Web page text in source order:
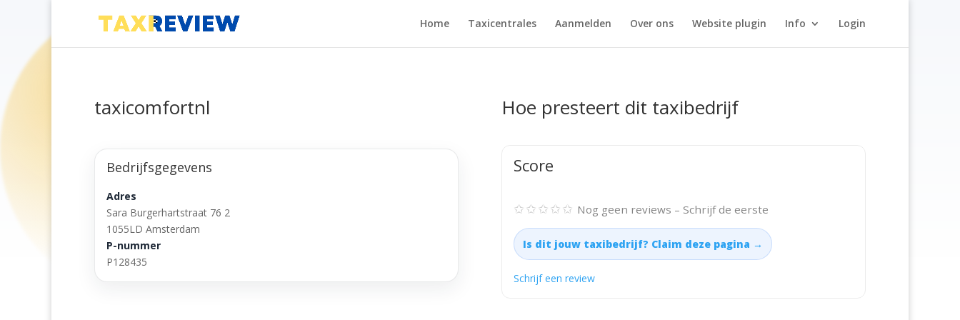
Home Taxicentrales Aanmelden Over ons Website plugin Info Login
taxicomfortnl
Bedrijfsgegevens
Adres
Sara Burgerhartstraat 76 2
1055LD Amsterdam
P-nummer
P128435
Hoe presteert dit taxibedrijf
Score
✩✩✩✩✩ Nog geen reviews – Schrijf de eerste
Is dit jouw taxibedrijf? Claim deze pagina →
Schrijf een review